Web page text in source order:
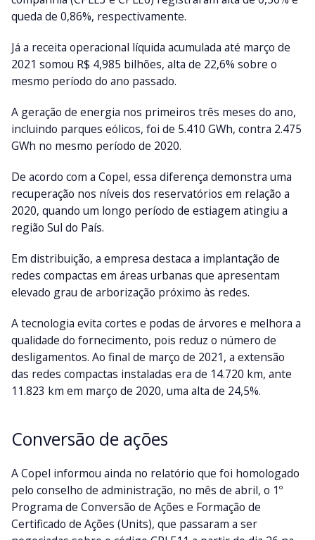
queda de 0,86%, respectivamente.
Já a receita operacional líquida acumulada até março de
2021 somou R$ 4,985 bilhões, alta de 22,6% sobre o
mesmo período do ano passado.
A geração de energia nos primeiros três meses do ano,
incluindo parques eólicos, foi de 5.410 GWh, contra 2.475
GWh no mesmo período de 2020.
De acordo com a Copel, essa diferença demonstra uma
recuperação nos níveis dos reservatórios em relação a
2020, quando um longo período de estiagem atingiu a
região Sul do País.
Em distribuição, a empresa destaca a implantação de
redes compactas em áreas urbanas que apresentam
elevado grau de arborização próximo às redes.
A tecnologia evita cortes e podas de árvores e melhora a
qualidade do fornecimento, pois reduz o número de
desligamentos. Ao final de março de 2021, a extensão
das redes compactas instaladas era de 14.720 km, ante
11.823 km em março de 2020, uma alta de 24,5%.
Conversão de ações
A Copel informou ainda no relatório que foi homologado
pelo conselho de administração, no mês de abril, o 1º
Programa de Conversão de Ações e Formação de
Certificado de Ações (Units), que passaram a ser